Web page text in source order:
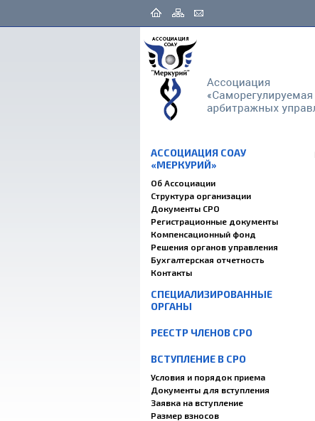
АССОЦИАЦИЯ СОАУ
«МЕРКУРИЙ»
Об Ассоциации
Структура организации
Документы СРО
Регистрационные документы
Компенсационный фонд
Решения органов управления
Бухгалтерская отчетность
Контакты
СПЕЦИАЛИЗИРОВАННЫЕ
ОРГАНЫ
РЕЕСТР ЧЛЕНОВ СРО
ВСТУПЛЕНИЕ В СРО
Условия и порядок приема
Документы для вступления
Заявка на вступление
Размер взносов